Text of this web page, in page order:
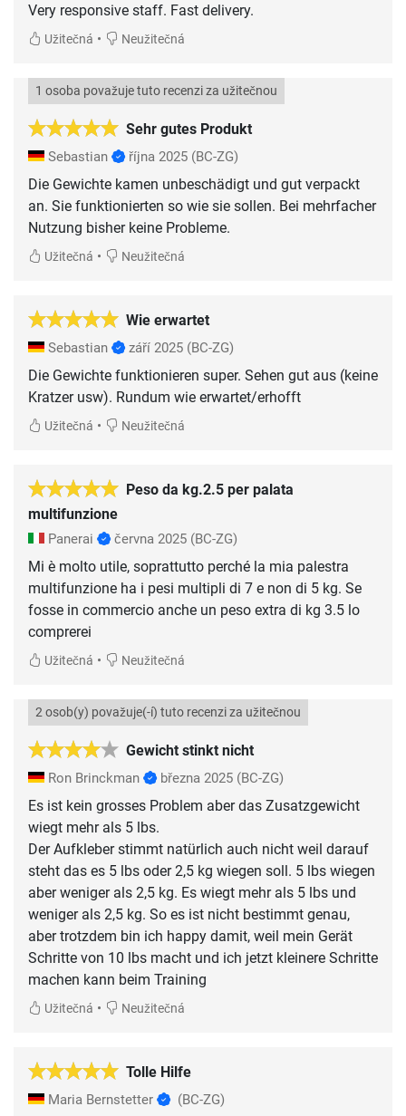
Very responsive staff. Fast delivery.
Užitečná • Neužitečná
Sehr gutes Produkt
1 osoba považuje tuto recenzi za užitečnou
Sebastian října 2025 (BC-ZG)
Die Gewichte kamen unbeschädigt und gut verpackt
an. Sie funktionierten so wie sie sollen. Bei mehrfacher
Nutzung bisher keine Probleme.
Užitečná • Neužitečná
Wie erwartet
Sebastian září 2025 (BC-ZG)
Die Gewichte funktionieren super. Sehen gut aus (keine
Užitečná • Neužitečná
Peso da kg.2.5 per palata
multifunzione
Panerai června 2025 (BC-ZG)
Mi è molto utile, soprattutto perché la mia palestra
multifunzione ha i pesi multipli di 7 e non di 5 kg. Se
fosse in commercio anche un peso extra di kg 3.5 lo
comprerei
Užitečná • Neužitečná
Gewicht stinkt nicht
2 osob(y) považuje(-í) tuto recenzi za užitečnou
Ron Brinckman března 2025 (BC-ZG)
Es ist kein grosses Problem aber das Zusatzgewicht
wiegt mehr als 5 lbs.
Der Aufkleber stimmt natürlich auch nicht weil darauf
steht das es 5 lbs oder 2,5 kg wiegen soll. 5 lbs wiegen
aber weniger als 2,5 kg. Es wiegt mehr als 5 lbs und
weniger als 2,5 kg. So es ist nicht bestimmt genau,
aber trotzdem bin ich happy damit, weil mein Gerät
Schritte von 10 lbs macht und ich jetzt kleinere Schritte
machen kann beim Training
Užitečná • Neužitečná
Tolle Hilfe
Maria Bernstetter (BC-ZG)